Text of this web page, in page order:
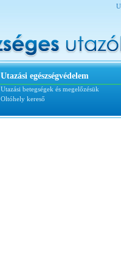
Utazási egészségvédelem
Utazási betegségek és megelőzésük
Oltóhely kereső